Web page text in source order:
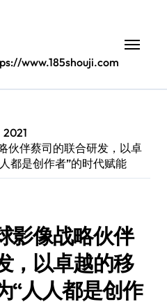
www.185shouji.com
2021
伙伴蔡司的联合研发，以卓
都是创作者”的时代赋能
影像战略伙伴
，以卓越的移
“人人都是创作